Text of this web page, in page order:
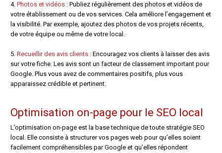
4.Photos et vidéos :Publiez régulièrement des photos et vidéos de
votre établissement ou de vos services. Cela améliore l’engagement et
la visibilité. Par exemple, ajoutez des photos de vos projets récents,
de votre équipe ou même de votre local.
5. Recueillir des avis clients : Encouragez vos clients à laisser des avis
sur votre fiche. Les avis sont un facteur de classement important pour
Google. Plus vous avez de commentaires positifs, plus vous
apparaissez crédible et pertinent.
Optimisation on-page pour le SEO local
L’optimisation on-page est la base technique de toute stratégie SEO
local. Elle consiste à structurer vos pages web pour qu’elles soient
facilement compréhensibles par Google et qu’elles répondent